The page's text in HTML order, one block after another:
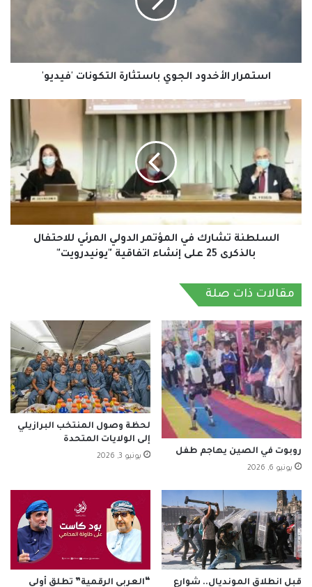
استمرار الأخدود الجوي باستثارة التكونات 'فيديو'
السلطنة
المؤتمر
الدولي
المرئي
للاحتفال
السلطنة تشارك في المؤتمر الدولي المرئي للاحتفال
بالذكرى 25 على إنشاء اتفاقية "يونيدرويت"
مقالات ذات صلة
روبوت في الصين يهاجم طفل
يونيو 6, 2026
لحظة وصول المنتخب البرازيلي
إلى الولايات المتحدة
يونيو 3, 2026
قبل انطلاق المونديال.. شوارع
“العربي الرقمية” تطلق أولى